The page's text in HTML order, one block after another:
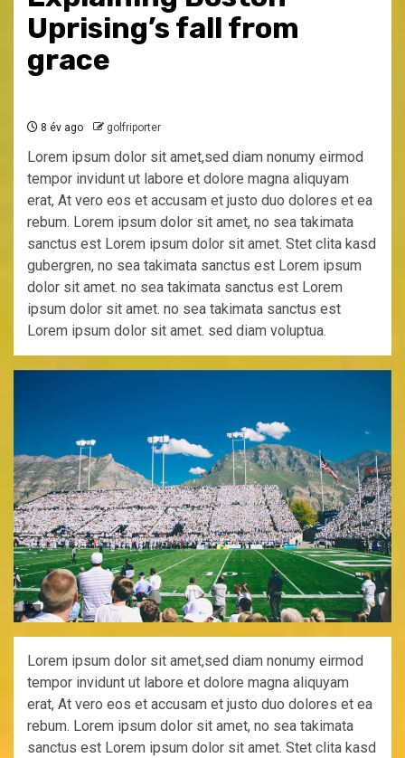
Uprising’s fall from
grace
8 év ago golfriporter
Lorem ipsum dolor sit amet,sed diam nonumy eirmod
tempor invidunt ut labore et dolore magna aliquyam
erat, At vero eos et accusam et justo duo dolores et ea
rebum. Lorem ipsum dolor sit amet, no sea takimata
sanctus est Lorem ipsum dolor sit amet. Stet clita kasd
gubergren, no sea takimata sanctus est Lorem ipsum
dolor sit amet. no sea takimata sanctus est Lorem
ipsum dolor sit amet. no sea takimata sanctus est
Lorem ipsum dolor sit amet. sed diam voluptua.
Lorem ipsum dolor sit amet,sed diam nonumy eirmod
tempor invidunt ut labore et dolore magna aliquyam
erat, At vero eos et accusam et justo duo dolores et ea
rebum. Lorem ipsum dolor sit amet, no sea takimata
sanctus est Lorem ipsum dolor sit amet. Stet clita kasd